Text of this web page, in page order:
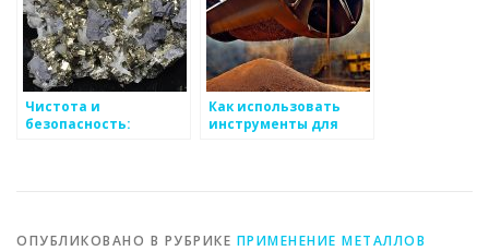
Чистота и
безопасность:
Как использовать
инструменты для
ОПУБЛИКОВАНО В РУБРИКЕ ПРИМЕНЕНИЕ МЕТАЛЛОВ